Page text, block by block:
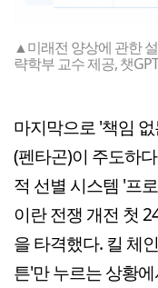
▲미래전 양상에 관한
략학부 교수 제공, 챗
마지막으로 '책임
(펜타곤)이 주도하
적 선별 시스템 '프
이란 전쟁 개전 첫
을 타격했다. 킬 체
튼'만 누르는 상황